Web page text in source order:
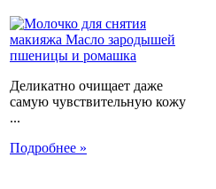
Деликатно очищает даже
самую чувствительную кожу
...
Подробнее »